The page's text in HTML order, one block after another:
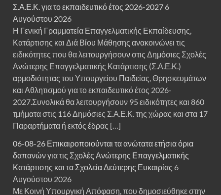
Σ.Α.Ε.Κ. για το εκπαιδευτικό έτος 2026-2027 6
Αυγούστου 2026
Η Γενική Γραμματεία Επαγγελματικής Εκπαίδευσης,
Κατάρτισης και Διά Βίου Μάθησης ανακοινώνει τις
ειδικότητες που θα λειτουργήσουν στις Δημόσιες Σχολές
Ανώτερης Επαγγελματικής Κατάρτισης (Σ.Α.Ε.Κ.)
αρμοδιότητας του Υπουργείου Παιδείας, Θρησκευμάτων
και Αθλητισμού για το εκπαιδευτικό έτος 2026-
2027.Συνολικά θα λειτουργήσουν 95 ειδικότητες και 860
τμήματα στις 116 Δημόσιες Σ.Α.Ε.Κ. της χώρας και στα 17
Παραρτήματα ή εκτός έδρας […]
06-08-26 Επικαιροποιούνται τα ανώτατα ετήσια όρια
δαπανών για τις Σχολές Ανώτερης Επαγγελματικής
Κατάρτισης και τα Σχολεία Δεύτερης Ευκαιρίας 6
Αυγούστου 2026
Με Κοινή Υπουργική Απόφαση, που δημοσιεύθηκε στην